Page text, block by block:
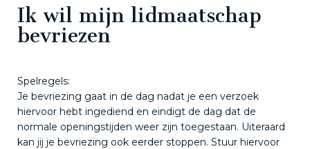
Ik wil mijn lidmaatschap
bevriezen
Spelregels:
Je bevriezing gaat in de dag nadat je een verzoek
hiervoor hebt ingediend en eindigt de dag dat de
normale openingstijden weer zijn toegestaan. Uiteraard
kan jij je bevriezing ook eerder stoppen. Stuur hiervoor